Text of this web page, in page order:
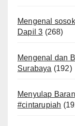
Mengenal
Dapil 3 (268)
Mengenal dan
Surabaya (192)
Menyulap
#cintarupiah